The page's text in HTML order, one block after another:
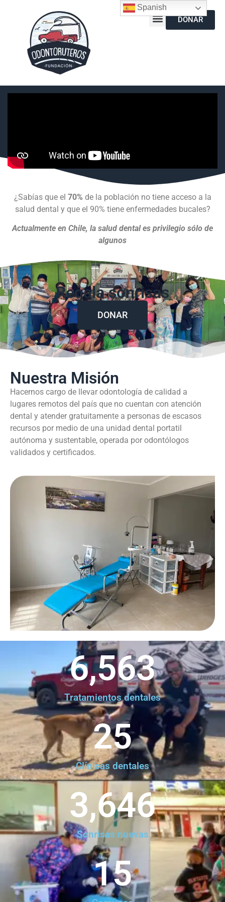
DONAR
¿Sabías que el 70% de la población no tiene acceso a la
salud dental y que el 90% tiene enfermedades bucales?
Actualmente en Chile, la salud dental es privilegio sólo de
algunos
Regala sonrisas
DONAR
Nuestra Misión
Hacernos cargo de llevar odontología de calidad a
lugares remotos del país que no cuentan con atención
dental y atender gratuitamente a personas de escasos
recursos por medio de una unidad dental portatil
autónoma y sustentable, operada por odontólogos
validados y certificados.
Tratamientos dentales
6,563
Clínicas dentales
25
Sonrisas nuevas
3,646
15
Spanish